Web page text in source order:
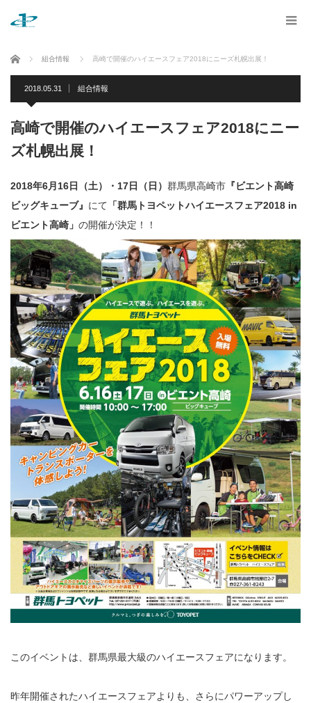
ホーム 組合情報 高崎で開催のハイエースフェア2018にニーズ札幌出展！
2018.05.31 組合情報
高崎で開催のハイエースフェア2018にニー
ズ札幌出展！
2018年6月16日（土）・17日（日） 群馬県高崎市 『ビエント高崎
ビッグキューブ』 にて 「群馬トヨペットハイエースフェア2018 in
ビエント高崎」 の開催が決定！！
このイベントは、群馬県最大級のハイエースフェアになります。
昨年開催されたハイエースフェアよりも、さらにパワーアップし